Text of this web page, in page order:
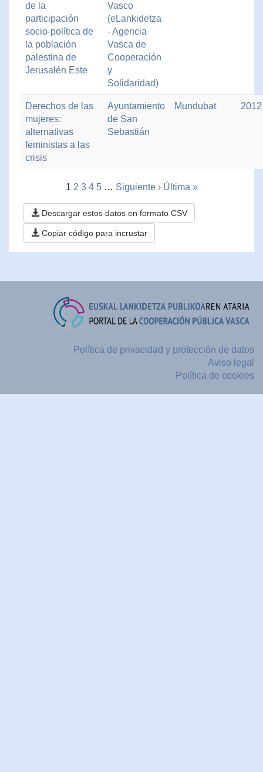
de la
participación
socio-política de
la población
palestina de
Jerusalén Este
Vasco
(eLankidetza
- Agencia
Vasca de
Cooperación
y
Solidaridad)
Derechos de las
mujeres:
alternativas
feministas a las
crisis
Ayuntamiento
de San
Sebastián
Mundubat 2012
1 2 3 4 5 … Siguiente › Última »
Descargar estos datos en formato CSV
Copiar código para incrustar
Política de privacidad y protección de datos
Aviso legal
Política de cookies